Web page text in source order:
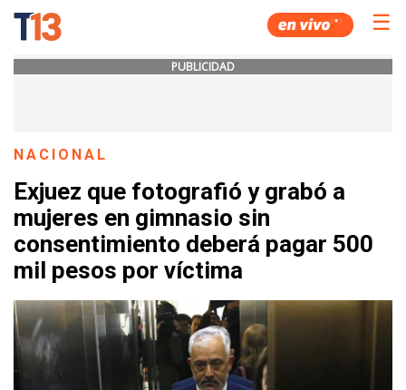
☰
PUBLICIDAD
NACIONAL
Exjuez que fotografió y grabó a
mujeres en gimnasio sin
consentimiento deberá pagar 500
mil pesos por víctima